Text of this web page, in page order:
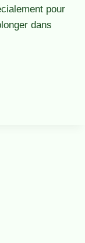
pour
dans